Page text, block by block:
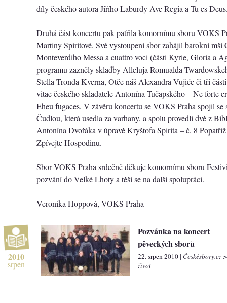
díly českého autora Jiřího Laburdy Ave Regia a Tu es
Druhá část koncertu pak patřila komornímu sboru VOKS
Martiny Spiritové. Své vystoupení sbor zahájil barokní mší
Monteverdiho Messa a cuattro voci (části Kyrie, Gloria a
programu zazněly skladby Alleluja Romualda
Stella Tronda Kverna, Otče náš Alexandra Vujiće či tři
vitae českého skladatele Antonína Tučapského – Ne forte
Eheu fugaces. V závěru koncertu se VOKS Praha spojil
Čudlou, která usedla za varhany, a spolu provedli dvě z
Antonína Dvořáka v úpravě Kryštofa Spirita – č. 8
Zpívejte Hospodinu.
Sbor VOKS Praha srdečně děkuje komornímu sboru
pozvání do Velké Lhoty a těší se na další spolupráci.
Veronika Hoppová, VOKS Praha
2010
srpen
Pozvánka na koncert
pěveckých sborů
22. srpen 2010 | Českésbory.cz
život